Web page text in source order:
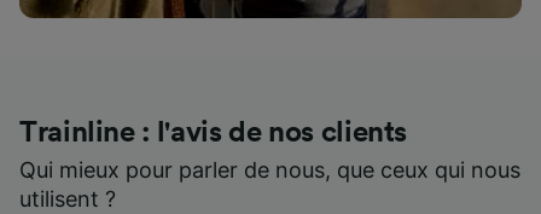
Trainline : l'avis de nos clients
Qui mieux pour parler de nous, que ceux qui nous
utilisent ?